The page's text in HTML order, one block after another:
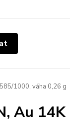
1000, váha 0,26 g
Au